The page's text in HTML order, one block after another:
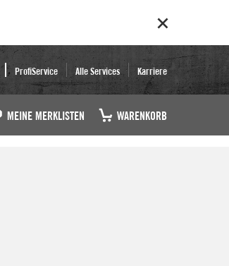
ProfiService Alle Services Karriere
MEINE MERKLISTEN WARENKORB